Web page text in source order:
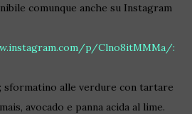
comunque anche su Instagram
p/Clno8itMMMa/:
sformatino alle verdure con tartare
avocado e panna acida al lime.